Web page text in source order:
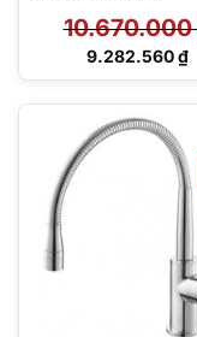
10.670.000
Giá
9.282.560₫
Giá
tại
là: